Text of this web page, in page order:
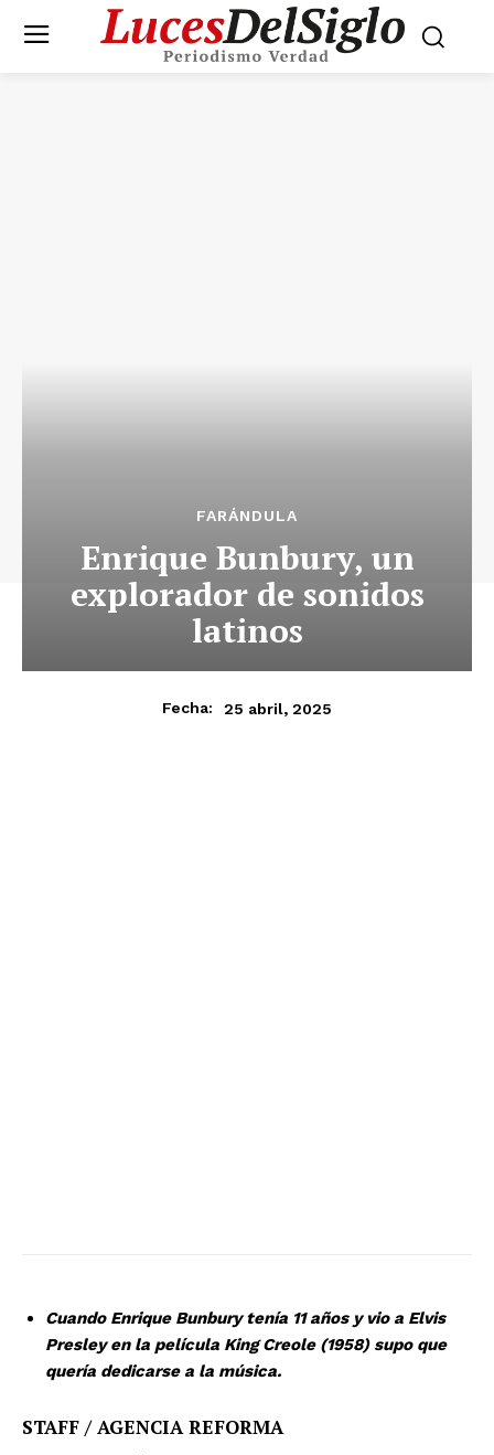
FARÁNDULA
Enrique Bunbury, un
explorador de sonidos
latinos
Fecha: 25 abril, 2025
Cuando Enrique Bunbury tenía 11 años y vio a Elvis
Presley en la película King Creole (1958) supo que
quería dedicarse a la música.
STAFF / AGENCIA REFORMA